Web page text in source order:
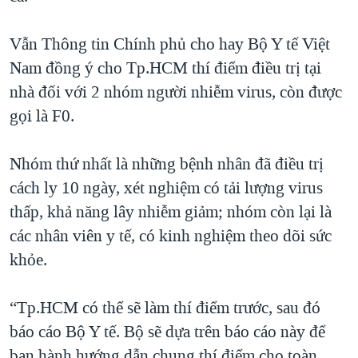
Vẫn Thông tin Chính phủ cho hay Bộ Y tế Việt
Nam đồng ý cho Tp.HCM thí điểm điều trị tại
nhà đối với 2 nhóm người nhiễm virus, còn được
gọi là F0.
Nhóm thứ nhất là những bệnh nhân đã điều trị
cách ly 10 ngày, xét nghiệm có tải lượng virus
thấp, khả năng lây nhiễm giảm; nhóm còn lại là
các nhân viên y tế, có kinh nghiệm theo dõi sức
khỏe.
“Tp.HCM có thể sẽ làm thí điểm trước, sau đó
báo cáo Bộ Y tế. Bộ sẽ dựa trên báo cáo này để